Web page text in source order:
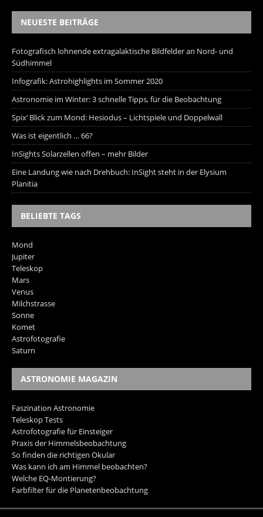
NEUESTE BEITRÄGE
Fotografisch lohnende extragalaktische Bildfelder an Nord- und
Südhimmel
Infografik: Astrohighlights im Sommer 2020
Astronomie im Winter: 3 schnelle Tipps, für die Beobachtung
Spix‘ Blick zum Mond: Hesiodus – Lichtspiele und Doppelwall
Was ist eigentlich … 66?
InSights Solarzellen offen – mehr Bilder
Eine Landung wie nach Drehbuch: InSight steht in der Elysium
Planitia
BELIEBTE TAGS
Mond
Jupiter
Teleskop
Mars
Venus
Milchstrasse
Sonne
Komet
Astrofotografie
Saturn
ASTRONOMIE MAGAZIN
Faszination Astronomie
Teleskop Tests
Astrofotografie für Einsteiger
Praxis der Himmelsbeobachtung
So finden die richtigen Okular
Was kann ich am Himmel beobachten?
Welche EQ-Montierung?
Farbfilter für die Planetenbeobachtung